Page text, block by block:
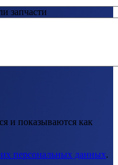
запчасти
и показываются как
персональных данных.